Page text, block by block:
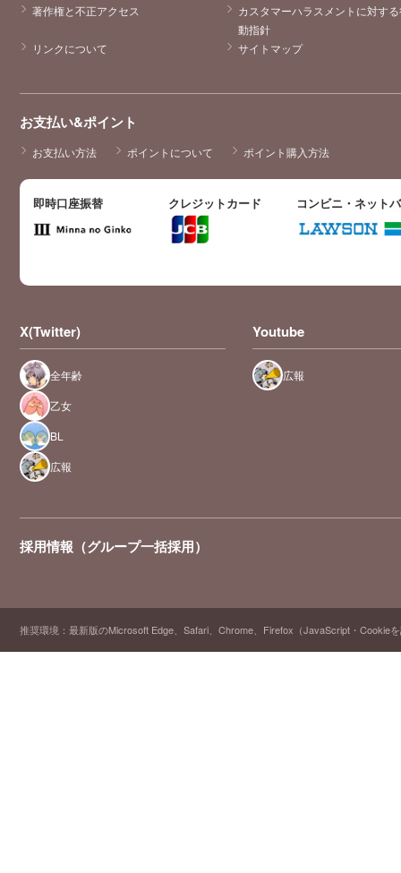
著作権と不正アクセス
カスタマーハラスメントに対す
動指針
リンクについて
サイトマップ
お支払い&ポイント
お支払い方法 ポイントについて ポイント購入方法
即時口座振替 クレジットカード コンビニ・ネット
X(Twitter)
全年齢
乙女
BL
広報
Youtube
広報
採用情報（グループ一括採用）
推奨環境：最新版のMicrosoft Edge、Safari、Chrome、Firefox（JavaScript・Cookie